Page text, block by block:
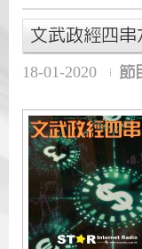
文武政經四
18-01-2020 節